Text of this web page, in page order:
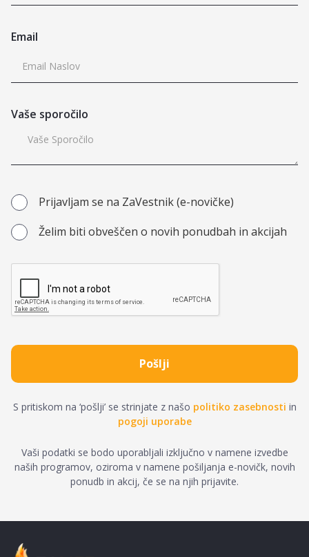
Email
Vaše sporočilo
Prijavljam se na ZaVestnik (e-novičke)
Želim biti obveščen o novih ponudbah in akcijah
S pritiskom na ‘pošlji’ se strinjate z našo politiko zasebnosti in
pogoji uporabe
Vaši podatki se bodo uporabljali izključno v namene izvedbe
naših programov, oziroma v namene pošiljanja e-novičk, novih
ponudb in akcij, če se na njih prijavite.